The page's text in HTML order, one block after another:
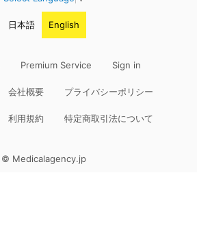
日本語 English
Premium Service Sign in
会社概要 プライバシーポリシー
利用規約 特定商取引法について
© Medicalagency.jp